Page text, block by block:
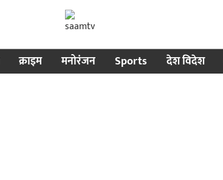
क्राइम मनोरंजन Sports देश विदेश